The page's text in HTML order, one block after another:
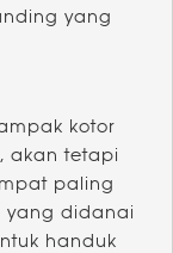
yang
kotor
akan tetapi
paling
yang didanai
handuk